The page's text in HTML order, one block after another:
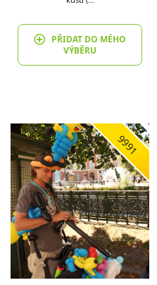
PŘIDAT DO MÉHO
VÝBĚRU
9991